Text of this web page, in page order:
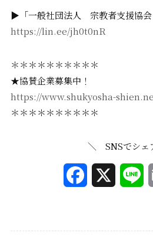
▶︎「一般社団法人 宗教者支援協会
https://lin.ee/jh0t0nR
＊＊＊＊＊＊＊＊＊＊
★協賛企業募集中！
https://www.shukyosha-
＊＊＊＊＊＊＊＊＊＊
＼ SNSでシ